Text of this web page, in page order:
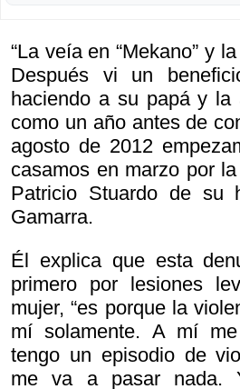
“La veía en “Mekano” y
Después vi un
haciendo a su papá y la
como un año antes de
agosto de 2012
casamos en marzo por
Patricio Stuardo de su
Gamarra.
Él explica que esta
primero por lesiones
mujer, “es porque la
mí solamente. A mí
tengo un episodio de
me va a pasar nada.